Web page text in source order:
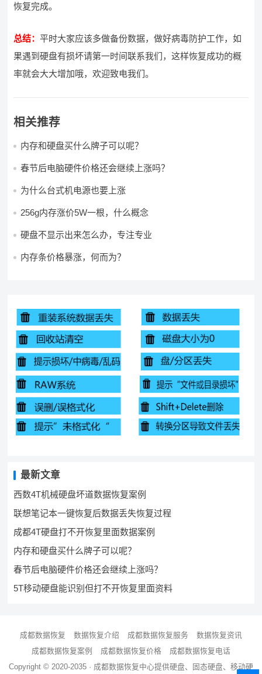
恢复完成。
总结：平时大家应该多做备份数据，做好病毒防护工作，如
果遇到硬盘有损坏请第一时间联系我们，这样恢复成功的概
率就会大大增加哦，欢迎致电我们。
相关推荐
内存和硬盘买什么牌子可以呢？
春节后电脑硬件价格还会继续上涨吗？
为什么台式机电源也要上涨
256g内存涨价5W一根，什么概念
硬盘不显示出来怎么办，专注专业
内存条价格暴涨，何而为？
最新文章
西数4T机械硬盘坏道数据恢复案例
联想笔记本一键恢复后数据丢失恢复过程
成都4T硬盘打不开恢复里面数据案例
内存和硬盘买什么牌子可以呢？
春节后电脑硬件价格还会继续上涨吗？
5T移动硬盘能识别但打不开恢复里面资料
成都数据恢复 数据恢复介绍 成都数据恢复服务
数据恢复资讯
成都数据恢复案例
成都数据恢复价格
成都数据恢复电话
Copyright © 2020-2035 · 成都数据恢复中心提供硬盘、固态硬盘、移动硬